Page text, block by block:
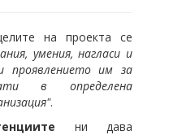
на проекта се
умения, нагласи и
проявлението им за
в определена
.
ни дава